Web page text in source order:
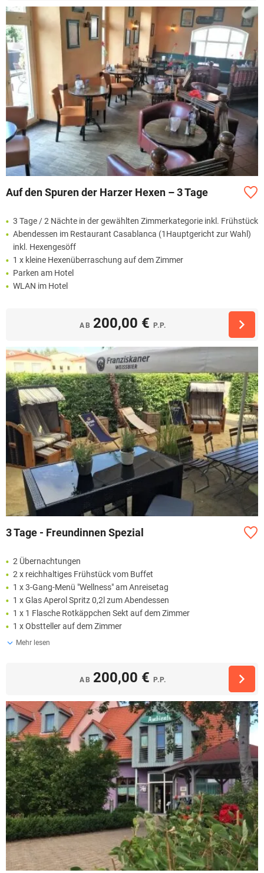
Auf den Spuren der Harzer Hexen – 3 Tage
3 Tage / 2 Nächte in der gewählten Zimmerkategorie inkl. Frühstück
Abendessen im Restaurant Casablanca (1Hauptgericht zur Wahl)
inkl. Hexengesöff
1 x kleine Hexenüberraschung auf dem Zimmer
Parken am Hotel
WLAN im Hotel
AB 200,00 € P.P.
3 Tage - Freundinnen Spezial
2 Übernachtungen
2 x reichhaltiges Frühstück vom Buffet
1 x 3-Gang-Menü "Wellness" am Anreisetag
1 x Glas Aperol Spritz 0,2l zum Abendessen
1 x 1 Flasche Rotkäppchen Sekt auf dem Zimmer
1 x Obstteller auf dem Zimmer
Mehr lesen
AB 200,00 € P.P.